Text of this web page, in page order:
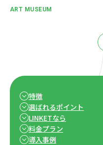
ART MUSEUM
特徴
選ばれるポイント
LINKETなら
料金プラン
導入事例